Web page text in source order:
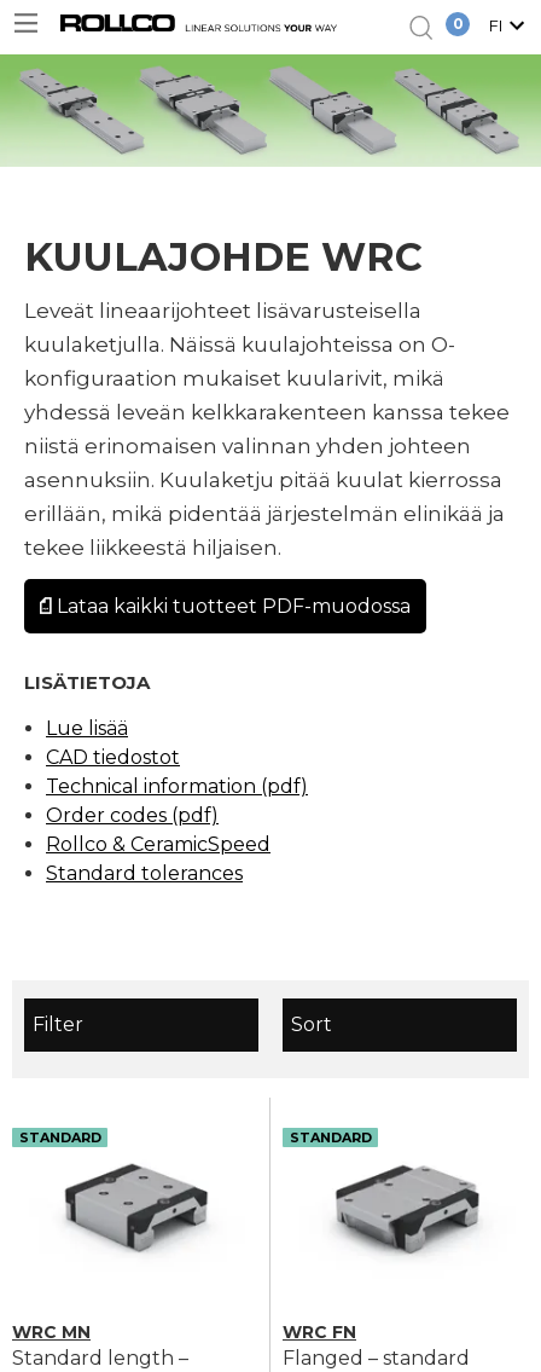
0 FI
KUULAJOHDE WRC
Leveät lineaarijohteet lisävarusteisella
kuulaketjulla. Näissä kuulajohteissa on O-
konfiguraation mukaiset kuularivit, mikä
yhdessä leveän kelkkarakenteen kanssa tekee
niistä erinomaisen valinnan yhden johteen
asennuksiin. Kuulaketju pitää kuulat kierrossa
erillään, mikä pidentää järjestelmän elinikää ja
tekee liikkeestä hiljaisen.
Lataa kaikki tuotteet PDF-muodossa
LISÄTIETOJA
Lue lisää
CAD tiedostot
Technical information (pdf)
Order codes (pdf)
Rollco & CeramicSpeed
Standard tolerances
Filter Sort
STANDARD
WRC MN
Standard length –
STANDARD
WRC FN
Flanged – standard